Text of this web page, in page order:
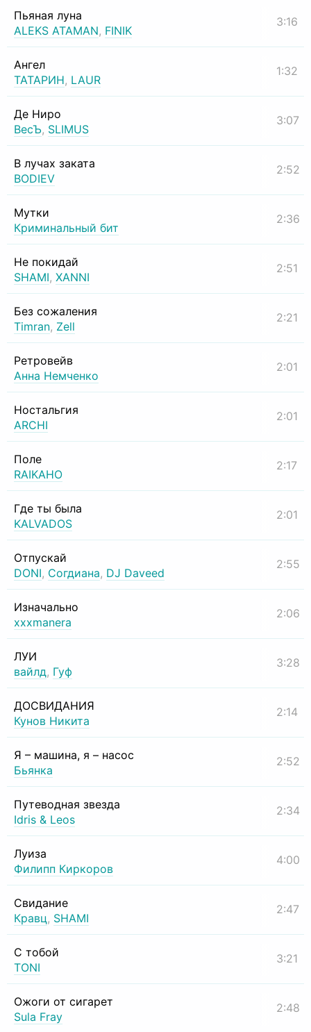
Пьяная луна
ALEKS ATAMAN, FINIK
3:16
Ангел
ТАТАРИН, LAUR
1:32
Де Ниро
ВесЪ, SLIMUS
3:07
В лучах заката
BODIEV
2:52
Мутки
Криминальный бит
2:36
Не покидай
SHAMI, XANNI
2:51
Без сожаления
Timran, Zell
2:21
Ретровейв
Анна Немченко
2:01
Ностальгия
ARCHI
2:01
Поле
RAIKAHO
2:17
Где ты была
KALVADOS
2:01
Отпускай
DONI, Согдиана, DJ Daveed
2:55
Изначально
xxxmanera
2:06
ЛУИ
вайлд, Гуф
3:28
ДОСВИДАНИЯ
Кунов Никита
2:14
Я – машина, я – насос
Бьянка
2:52
Путеводная звезда
Idris & Leos
2:34
Луиза
Филипп Киркоров
4:00
Свидание
Кравц, SHAMI
2:47
С тобой
TONI
3:21
Ожоги от сигарет
Sula Fray
2:48